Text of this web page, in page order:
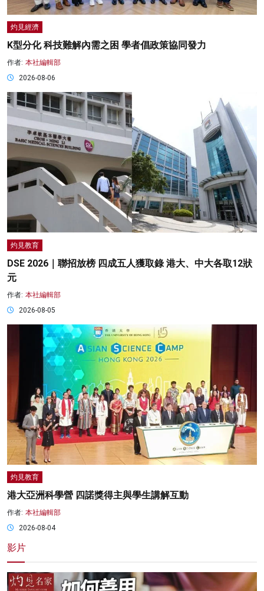
灼見經濟
K型分化 科技難解內需之困 學者倡政策協同發力
作者: 本社編輯部
2026-08-06
灼見教育
DSE 2026｜聯招放榜 四成五人獲取錄 港大、中大各取12狀
元
作者: 本社編輯部
2026-08-05
灼見教育
港大亞洲科學營 四諾獎得主與學生講解互動
作者: 本社編輯部
2026-08-04
影片